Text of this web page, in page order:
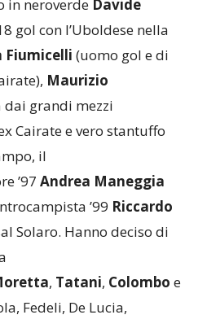
gol con l’Uboldese nella
Fiumicelli (uomo gol e di
Maurizio
grandi mezzi
Cairate e vero stantuffo
il
’97 Andrea Maneggia
’99Riccardo
Solaro. Hanno deciso di
Fedeli, De Lucia,
quest’ultimo che è tornato